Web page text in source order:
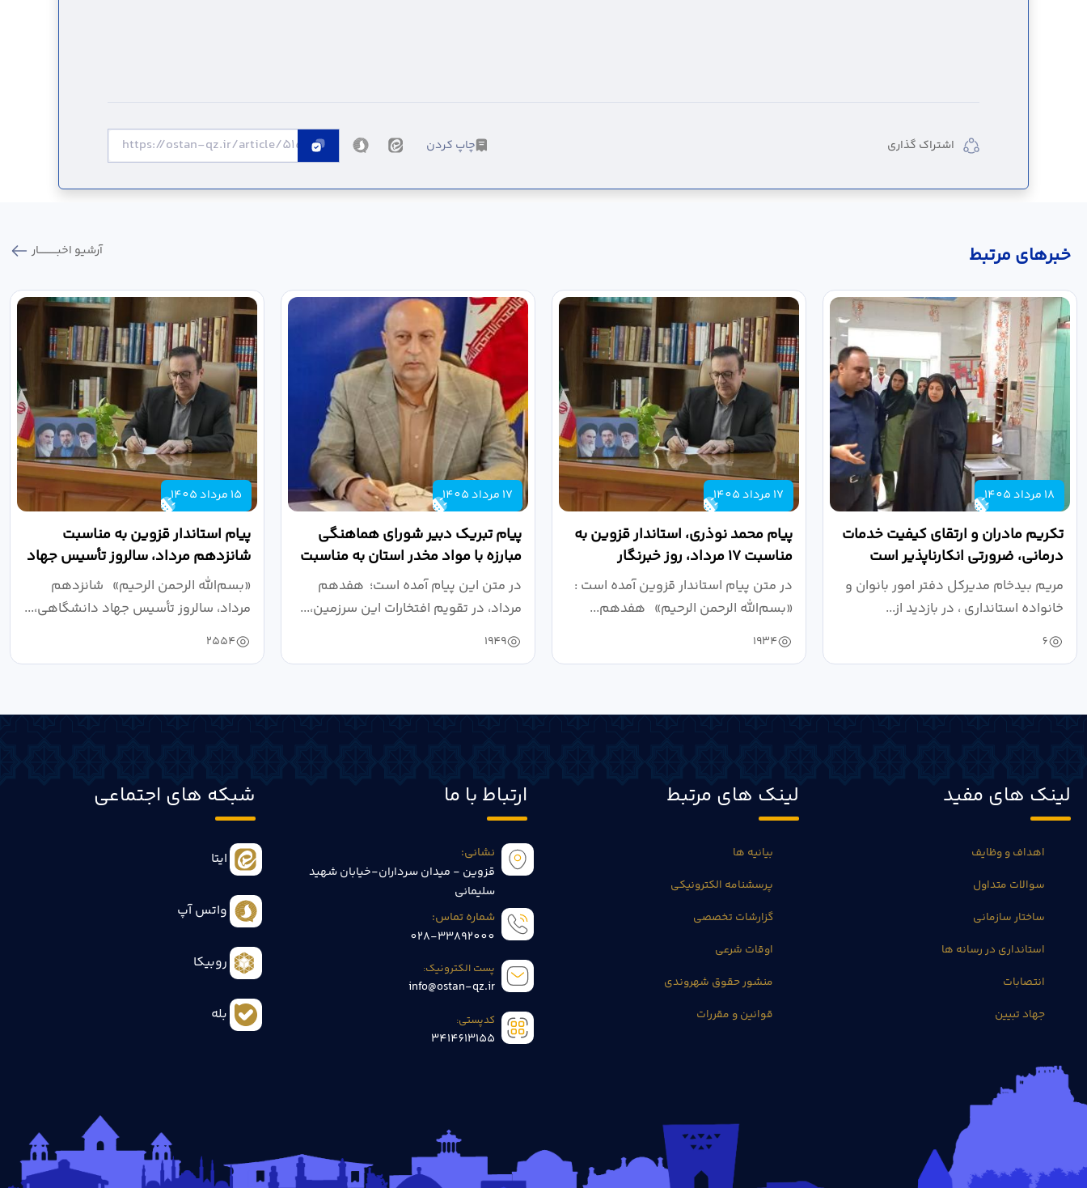
اشتراک گذاری چاپ کردن
خبر‌های مرتبط آرشیو اخبـــــــــــار
18 مرداد 1405
تکریم مادران و ارتقای کیفیت خدمات
درمانی، ضرورتی انکارناپذیر است
مریم بیدخام مدیرکل دفتر امور بانوان و
خانواده استانداری ، در بازدید از...
6
17 مرداد 1405
پیام محمد نوذری، استاندار قزوین به
مناسبت ۱۷ مرداد، روز خبرنگار
در متن پیام استاندار قزوین آمده است :
«بسم‌الله الرحمن الرحیم» هفدهم...
1934
17 مرداد 1405
پیام تبریک دبیر شورای هماهنگی
مبارزه با مواد مخدر استان به مناسبت
روز خبرنگار...
در متن این پیام آمده است؛ هفدهم
مرداد، در تقویم افتخارات این سرزمین،...
1949
15 مرداد 1405
پیام استاندار قزوین به مناسبت
شانزدهم مرداد، سالروز تأسیس جهاد
دانشگاهی
«بسم‌الله الرحمن الرحیم» شانزدهم
مرداد، سالروز تأسیس جهاد دانشگاهی،...
2554
لینک های مفید
اهداف و وظایف
سوالات متداول
ساختار سازمانی
استانداری در رسانه ها
انتصابات
جهاد تبیین
لینک های مرتبط
بیانیه ها
پرسشنامه الکترونیکی
گزارشات تخصصی
اوقات شرعی
منشور حقوق شهروندی
قوانین و مقررات
ارتباط با ما
نشانی:
قزوین - میدان سرداران-خیابان شهید
سلیمانی
شماره تماس:
028-33892000
پست الکترونیک:
info@ostan-qz.ir
کدپستی:
3414613155
شبکه های اجتماعی
ایتا
واتس آپ
روبیکا
بله